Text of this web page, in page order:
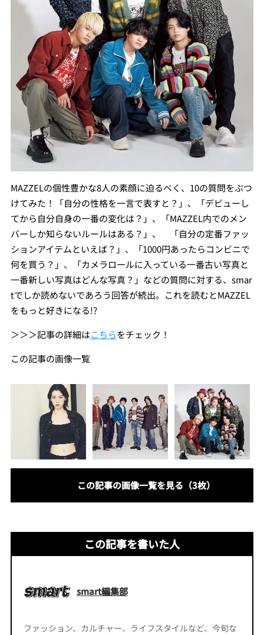
MAZZELの個性豊かな8人の素顔に迫るべく、10の質問をぶつ
けてみた！「⾃分の性格を⼀⾔で表すと？」、「デビューし
てから⾃分⾃⾝の⼀番の変化は？」、「MAZZEL内でのメン
バーしか知らないルールはある？」、 「⾃分の定番ファッ
ションアイテムといえば？」、「1000円あったらコンビニで
何を買う？」、「カメラロールに⼊っている⼀番古い写真と
⼀番新しい写真はどんな写真？」などの質問に対する、smar
tでしか読めないであろう回答が続出。これを読むとMAZZEL
をもっと好きになる!?
＞＞＞記事の詳細はこちらをチェック！
この記事の画像一覧
この記事の画像一覧を見る（3枚）
この記事を書いた人
smart編集部
ファッション、カルチャー、ライフスタイルなど、今旬な